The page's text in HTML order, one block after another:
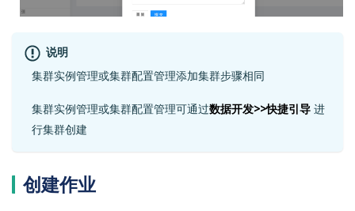
说明
集群实例管理或集群配置管理添加集群步骤相同
集群实例管理或集群配置管理可通过数据开发>>快捷引导 进
行集群创建
创建作业